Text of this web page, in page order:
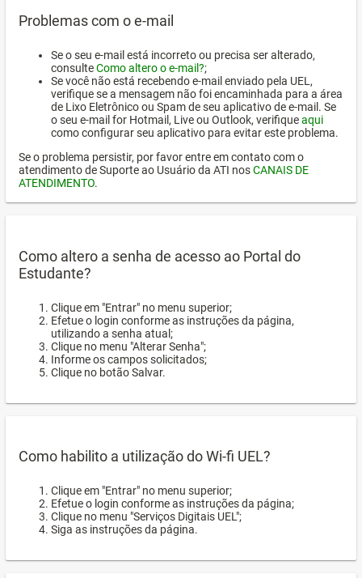
Problemas com o e-mail
Se o seu e-mail está incorreto ou precisa ser alterado,
consulteComo altero o e-mail?;
Se você não está recebendo e-mail enviado pela UEL,
verifique se a mensagem não foi encaminhada para a área
de Lixo Eletrônico ou Spam de seu aplicativo de e-mail. Se
o seu e-mail for Hotmail, Live ou Outlook, verifiqueaqui
como configurar seu aplicativo para evitar este problema.
Se o problema persistir, por favor entre em contato com o
atendimento de Suporte ao Usuário da ATI nosCANAIS DE
ATENDIMENTO.
Como altero a senha de acesso ao Portal do
Estudante?
Clique em "Entrar" no menu superior;
Efetue o login conforme as instruções da página,
utilizando a senha atual;
Clique no menu "Alterar Senha";
Informe os campos solicitados;
Clique no botão Salvar.
Como habilito a utilização do Wi-fi UEL?
Clique em "Entrar" no menu superior;
Efetue o login conforme as instruções da página;
Clique no menu "Serviços Digitais UEL";
Siga as instruções da página.